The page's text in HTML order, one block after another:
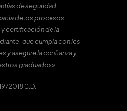
de seguridad,
de los procesos
certificación de la
que cumpla con los
y asegure la confianza y
graduados».
2018 C.D.